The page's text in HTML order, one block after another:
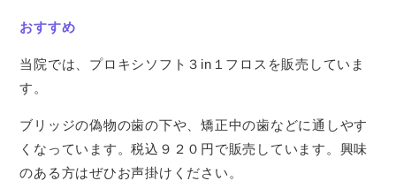
おすすめ
当院では、プロキシソフト３in１フロスを販売していま
す。
ブリッジの偽物の歯の下や、矯正中の歯などに通しやす
くなっています。税込９２０円で販売しています。興味
のある方はぜひお声掛けください。